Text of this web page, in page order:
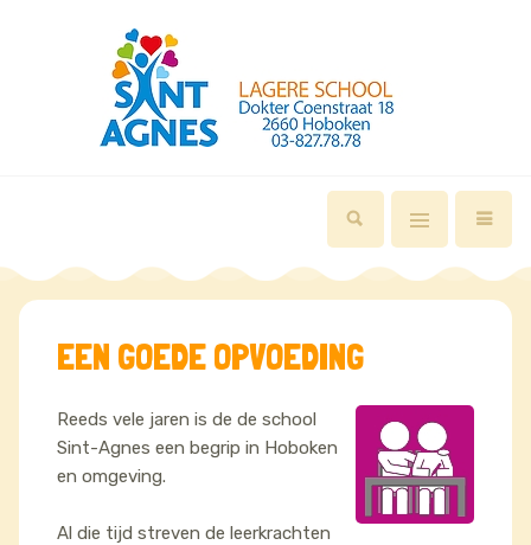
EEN GOEDE OPVOEDING
Reeds vele jaren is de de school
Sint-Agnes een begrip in Hoboken
en omgeving.
Al die tijd streven de leerkrachten